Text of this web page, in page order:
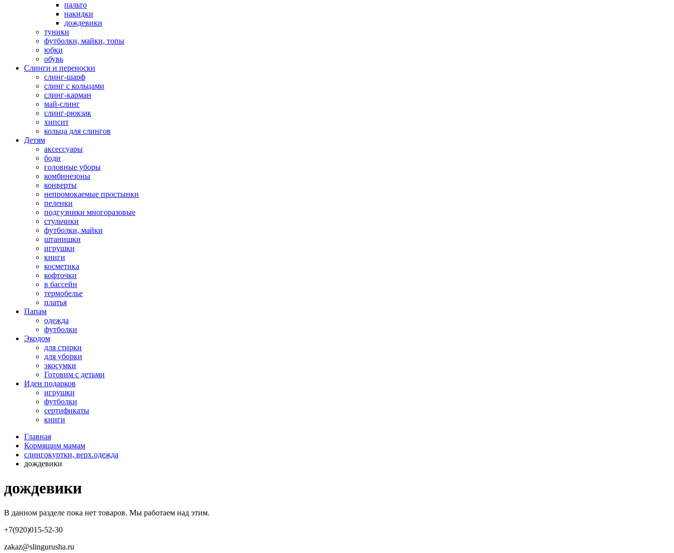
пальто
накидки
дождевики
туники
футболки, майки, топы
юбки
обувь
Слинги и переноски
слинг-шарф
слинг с кольцами
слинг-карман
май-слинг
слинг-рюкзак
хипсит
кольца для слингов
Детям
аксессуары
боди
головные уборы
комбинезоны
конверты
непромокаемые простынки
пеленки
подгузники многоразовые
стульчики
футболки, майки
штанишки
игрушки
книги
косметика
кофточки
в бассейн
термобелье
платья
Папам
одежда
футболки
Экодом
для стирки
для уборки
экосумки
Готовим с детьми
Идеи подарков
игрушки
футболки
сертификаты
книги
Главная
Кормящим мамам
слингокуртки, верх.одежда
дождевики
дождевики
В данном разделе пока нет товаров. Мы работаем над этим.
+7(920)015-52-30
zakaz@slingurusha.ru